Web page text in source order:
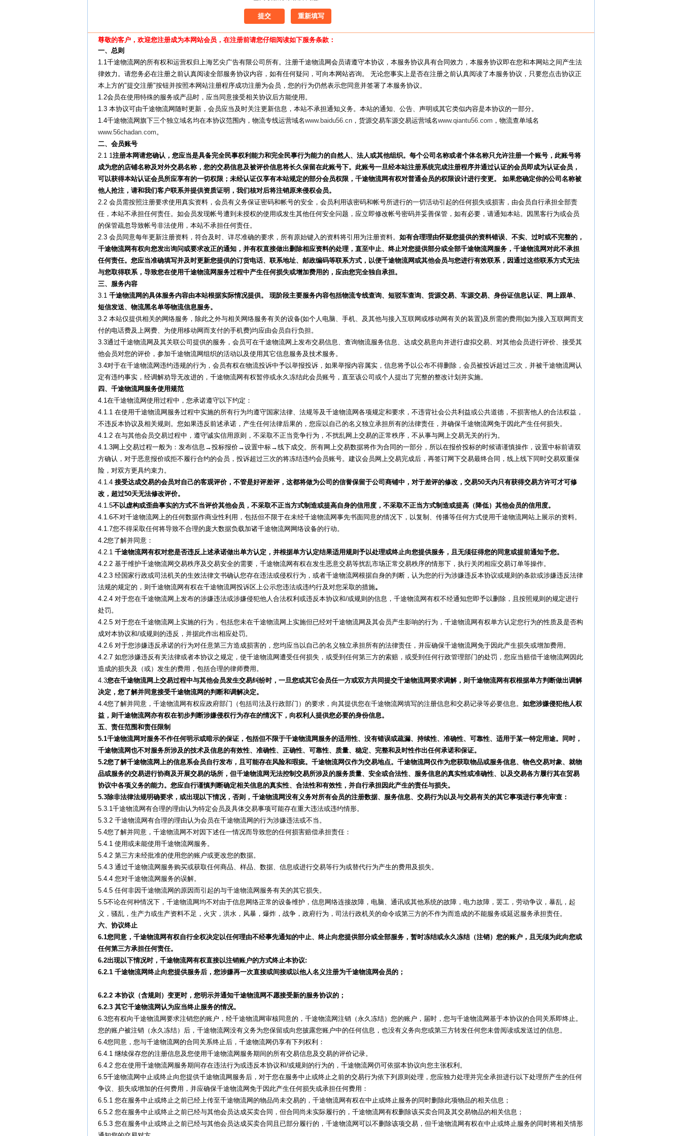
尊敬的客户，欢迎您注册成为本网站会员，在注册前请您仔细阅读如下服务条款：
一、总则
1.1千途物流网的所有权和运营权归上海艺尖广告有限公司所有。注册千途物流网会员请遵守本协议，本服务协议具有合同效力，本服务协议即在您和本网站之间产生法
律效力。请您务必在注册之前认真阅读全部服务协议内容，如有任何疑问，可向本网站咨询。 无论您事实上是否在注册之前认真阅读了本服务协议，只要您点击协议正
本上方的"提交注册"按钮并按照本网站注册程序成功注册为会员，您的行为仍然表示您同意并签署了本服务协议。
1.2会员在使用特殊的服务或产品时，应当同意接受相关协议后方能使用。
1.3 本协议可由千途物流网随时更新，会员应当及时关注更新信息，本站不承担通知义务。本站的通知、公告、声明或其它类似内容是本协议的一部分。
1.4千途物流网旗下三个独立域名均在本协议范围内，物流专线运营域名www.baidu56.cn ，货源交易车源交易运营域名www.qiantu56.com ，物流查单域名
www.56chadan.com。
二、会员账号
2.1 1注册本网请您确认，您应当是具备完全民事权利能力和完全民事行为能力的自然人、法人或其他组织。每个公司名称或者个体名称只允许注册一个账号，此账号将
成为您的店铺名称及对外交易名称，您的交易信息及被评价信息将长久保留在此账号下。此账号一旦经本站注册系统完成注册程序并通过认证的会员即成为认证会员，
可以获得本站认证会员所应享有的一切权限；未经认证仅享有本站规定的部分会员权限，千途物流网有权对普通会员的权限设计进行变更。
如果您确定你的公司名称被
他人抢注，请和我们客户联系并提供资质证明，我们核对后将注销原来侵权会员。
2.2 会员需按照注册要求使用真实资料，会员有义务保证密码和帐号的安全，会员利用该密码和帐号所进行的一切活动引起的任何损失或损害，由会员自行承担全部责
任，本站不承担任何责任。如会员发现帐号遭到未授权的使用或发生其他任何安全问题，应立即修改帐号密码并妥善保管，如有必要，请通知本站。因黑客行为或会员
的保管疏忽导致帐号非法使用，本站不承担任何责任。
2.3 会员同意每年更新注册资料，符合及时、详尽准确的要求，所有原始键入的资料将引用为注册资料。 如有合理理由怀疑您提供的资料错误、不实、过时或不完整的，
千途物流网有权向您发出询问或要求改正的通知，并有权直接做出删除相应资料的处理，直至中止、终止对您提供部分或全部千途物流网服务，千途物流网对此不承担
任何责任。您应当准确填写并及时更新您提供的订货电话、联系地址、邮政编码等联系方式，以便千途物流网或其他会员与您进行有效联系，因通过这些联系方式无法
与您取得联系，导致您在使用千途物流网服务过程中产生任何损失或增加费用的，应由您完全独自承担。
三、服务内容
3.1 千途物流网的具体服务内容由本站根据实际情况提供。 现阶段主要服务内容包括物流专线查询、短驳车查询、货源交易、车源交易、身份证信息认证、网上跟单、
短信发送、物流黑名单等物流信息服务。
3.2 本站仅提供相关的网络服务，除此之外与相关网络服务有关的设备(如个人电脑、手机、及其他与接入互联网或移动网有关的装置)及所需的费用(如为接入互联网而支
付的电话费及上网费、为使用移动网而支付的手机费)均应由会员自行负担。
3.3通过千途物流网及其关联公司提供的服务，会员可在千途物流网上发布交易信息、查询物流服务信息、达成交易意向并进行虚拟交易、对其他会员进行评价、接受其
他会员对您的评价，参加千途物流网组织的活动以及使用其它信息服务及技术服务。
3.4对于在千途物流网违约违规的行为，会员有权在物流投诉中予以举报投诉，如果举报内容属实，信息将予以公布不得删除，会员被投诉超过三次，并被千途物流网认
定有违约事实，经调解劝导无改进的，千途物流网有权暂停或永久冻结此会员账号，直至该公司或个人提出了完整的整改计划并实施。
四、千途物流网服务使用规范
4.1在千途物流网使用过程中，您承诺遵守以下约定：
4.1.1 在使用千途物流网服务过程中实施的所有行为均遵守国家法律、法规等及千途物流网各项规定和要求，不违背社会公共利益或公共道德，不损害他人的合法权益，
不违反本协议及相关规则。您如果违反前述承诺，产生任何法律后果的，您应以自己的名义独立承担所有的法律责任，并确保千途物流网免于因此产生任何损失。
4.1.2 在与其他会员交易过程中，遵守诚实信用原则，不采取不正当竞争行为，不扰乱网上交易的正常秩序，不从事与网上交易无关的行为。
4.1.3网上交易过程一般为：发布信息→投标报价→设置中标→线下成交。所有网上交易数据将作为合同的一部分，所以在报价投标的时候请谨慎操作，设置中标前请双
方确认，对于恶意报价或拒不履行合约的会员，投诉超过三次的将冻结违约会员账号。建议会员网上交易完成后，再签订网下交易最终合同，线上线下同时交易双重保
险，对双方更具约束力。
4.1.4 接受达成交易的会员对自己的客观评价，不管是好评差评，这都将做为公司的信誉保留于公司商铺中，对于差评的修改，交易50天内只有获得交易方许可才可修
改，超过50天无法修改评价。
4.1.5不以虚构或歪曲事实的方式不当评价其他会员，不采取不正当方式制造或提高自身的信用度，不采取不正当方式制造或提高（降低）其他会员的信用度。
4.1.6不对千途物流网上的任何数据作商业性利用，包括但不限于在未经千途物流网事先书面同意的情况下，以复制、传播等任何方式使用千途物流网站上展示的资料。
4.1.7您不得采取任何将导致不合理的庞大数据负载加诸千途物流网网络设备的行动。
4.2您了解并同意：
4.2.1 千途物流网有权对您是否违反上述承诺做出单方认定，并根据单方认定结果适用规则予以处理或终止向您提供服务，且无须征得您的同意或提前通知予您。
4.2.2 基于维护千途物流网交易秩序及交易安全的需要，千途物流网有权在发生恶意交易等扰乱市场正常交易秩序的情形下，执行关闭相应交易订单等操作。
4.2.3 经国家行政或司法机关的生效法律文书确认您存在违法或侵权行为，或者千途物流网根据自身的判断，认为您的行为涉嫌违反本协议或规则的条款或涉嫌违反法律
法规的规定的，则千途物流网有权在千途物流网投诉区上公示您违法或违约行及对您采取的措施。
4.2.4 对于您在千途物流网上发布的涉嫌违法或涉嫌侵犯他人合法权利或违反本协议和/或规则的信息，千途物流网有权不经通知您即予以删除，且按照规则的规定进行
处罚。
4.2.5 对于您在千途物流网上实施的行为，包括您未在千途物流网上实施但已经对千途物流网及其会员产生影响的行为，千途物流网有权单方认定您行为的性质及是否构
成对本协议和/或规则的违反，并据此作出相应处罚。
4.2.6 对于您涉嫌违反承诺的行为对任意第三方造成损害的，您均应当以自己的名义独立承担所有的法律责任，并应确保千途物流网免于因此产生损失或增加费用。
4.2.7 如您涉嫌违反有关法律或者本协议之规定，使千途物流网遭受任何损失，或受到任何第三方的索赔，或受到任何行政管理部门的处罚，您应当赔偿千途物流网因此
造成的损失及（或）发生的费用，包括合理的律师费用。
4.3您在千途物流网上交易过程中与其他会员发生交易纠纷时，一旦您或其它会员任一方或双方共同提交千途物流网要求调解，则千途物流网有权根据单方判断做出调解
决定，您了解并同意接受千途物流网的判断和调解决定。
4.4您了解并同意，千途物流网有权应政府部门（包括司法及行政部门）的要求，向其提供您在千途物流网填写的注册信息和交易记录等必要信息。 如您涉嫌侵犯他人权
益，则千途物流网亦有权在初步判断涉嫌侵权行为存在的情况下，向权利人提供您必要的身份信息。
五、责任范围和责任限制
5.1千途物流网对服务不作任何明示或暗示的保证，包括但不限于千途物流网服务的适用性、没有错误或疏漏、持续性、准确性、可靠性、适用于某一特定用途。同时，
千途物流网也不对服务所涉及的技术及信息的有效性、准确性、正确性、可靠性、质量、稳定、完整和及时性作出任何承诺和保证。
5.2您了解千途物流网上的信息系会员自行发布，且可能存在风险和瑕疵。千途物流网仅作为交易地点。千途物流网仅作为您获取物品或服务信息、物色交易对象、就物
品或服务的交易进行协商及开展交易的场所，但千途物流网无法控制交易所涉及的服务质量、安全或合法性、服务信息的真实性或准确性、以及交易各方履行其在贸易
协议中各项义务的能力。您应自行谨慎判断确定相关信息的真实性、合法性和有效性，并自行承担因此产生的责任与损失。
5.3除非法律法规明确要求，或出现以下情况，否则，千途物流网没有义务对所有会员的注册数据、服务信息、交易行为以及与交易有关的其它事项进行事先审查：
5.3.1千途物流网有合理的理由认为特定会员及具体交易事项可能存在重大违法或违约情形。
5.3.2 千途物流网有合理的理由认为会员在千途物流网的行为涉嫌违法或不当。
5.4您了解并同意，千途物流网不对因下述任一情况而导致您的任何损害赔偿承担责任：
5.4.1 使用或未能使用千途物流网服务。
5.4.2 第三方未经批准的使用您的账户或更改您的数据。
5.4.3 通过千途物流网服务购买或获取任何商品、样品、数据、信息或进行交易等行为或替代行为产生的费用及损失。
5.4.4 您对千途物流网服务的误解。
5.4.5 任何非因千途物流网的原因而引起的与千途物流网服务有关的其它损失。
5.5不论在何种情况下，千途物流网均不对由于信息网络正常的设备维护，信息网络连接故障，电脑、通讯或其他系统的故障，电力故障，罢工，劳动争议，暴乱，起
义，骚乱，生产力或生产资料不足，火灾，洪水，风暴，爆炸，战争，政府行为，司法行政机关的命令或第三方的不作为而造成的不能服务或延迟服务承担责任。
六、协议终止
6.1您同意，千途物流网有权自行全权决定以任何理由不经事先通知的中止、终止向您提供部分或全部服务，暂时冻结或永久冻结（注销）您的账户，且无须为此向您或
任何第三方承担任何责任。
6.2出现以下情况时，千途物流网有权直接以注销账户的方式终止本协议:
6.2.1 千途物流网终止向您提供服务后，您涉嫌再一次直接或间接或以他人名义注册为千途物流网会员的；
6.2.2 本协议（含规则）变更时，您明示并通知千途物流网不愿接受新的服务协议的；
6.2.3 其它千途物流网认为应当终止服务的情况。
6.3您有权向千途物流网要求注销您的账户，经千途物流网审核同意的，千途物流网注销（永久冻结）您的账户，届时，您与千途物流网基于本协议的合同关系即终止。
您的账户被注销（永久冻结）后，千途物流网没有义务为您保留或向您披露您账户中的任何信息，也没有义务向您或第三方转发任何您未曾阅读或发送过的信息。
6.4您同意，您与千途物流网的合同关系终止后，千途物流网仍享有下列权利：
6.4.1 继续保存您的注册信息及您使用千途物流网服务期间的所有交易信息及交易的评价记录。
6.4.2 您在使用千途物流网服务期间存在违法行为或违反本协议和/或规则的行为的，千途物流网仍可依据本协议向您主张权利。
6.5千途物流网中止或终止向您提供千途物流网服务后，对于您在服务中止或终止之前的交易行为依下列原则处理，您应独力处理并完全承担进行以下处理所产生的任何
争议、损失或增加的任何费用，并应确保千途物流网免于因此产生任何损失或承担任何费用：
6.5.1 您在服务中止或终止之前已经上传至千途物流网的物品尚未交易的，千途物流网有权在中止或终止服务的同时删除此项物品的相关信息；
6.5.2 您在服务中止或终止之前已经与其他会员达成买卖合同，但合同尚未实际履行的，千途物流网有权删除该买卖合同及其交易物品的相关信息；
6.5.3 您在服务中止或终止之前已经与其他会员达成买卖合同且已部分履行的，千途物流网可以不删除该项交易，但千途物流网有权在中止或终止服务的同时将相关情形